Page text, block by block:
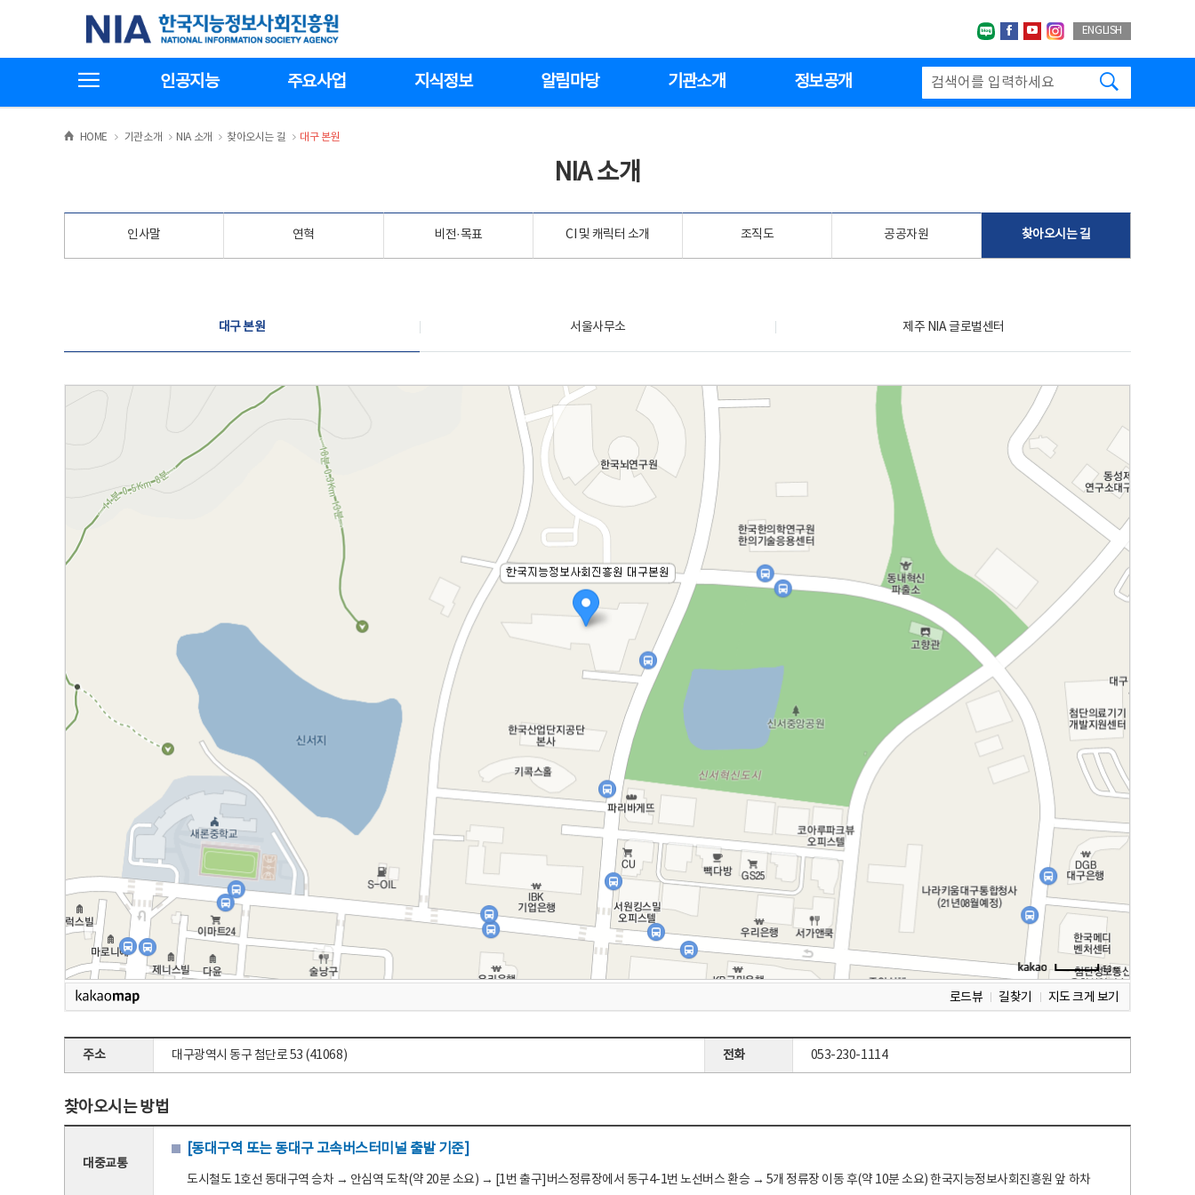
기
한국지능정보사회진흥원
네이버블로그
페이스북
유투브인스타그랩
ENGLISH
인공지능 주요사업 지식정보 알림마당 기관소개 정보공개
HOME >
기관소개 >NIA 소개 >
찾아오시는 길 >
대구 본원
NIA 소개
인사말 연혁 비전·목표 CI 및 캐릭터 소개 조직도 공공자원 찾아오시는 길
대구 본원 서울사무소 제주 NIA 글로벌센터
로드뷰 길찾기 지도 크게 보기
주소 대구광역시 동구 첨단로 53 (41068) 전화 053-230-1114
찾아오시는 방법
대중교통
[동대구역 또는 동대구 고속버스터미널 출발 기준]
도시철도 1호선 동대구역 승차 → 안심역 도착(약 20분 소요) → [1번 출구]버스정류장에서 동구4-1번 노선버스 환승 → 5개 정류장 이동 후(약 10분 소요) 한국지능정보사회진흥원 앞 하차